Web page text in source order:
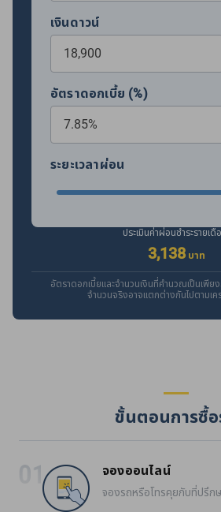
เงินดาวน์
อัตราดอกเบี้ย (%)
ระยะเวลาผ่อน
ประเมินค่าผ่อนชำระรายเดื
3,138 บาท
อัตราดอกเบี้ยและจำนวนเงินที่คำนวณเป็นเพีย
จำนวนจริงอาจแตกต่างกันไปตาม
ขั้นตอนการซื้
จองออนไลน์
จองรถหรือโทรคุยกับที่ปรึก